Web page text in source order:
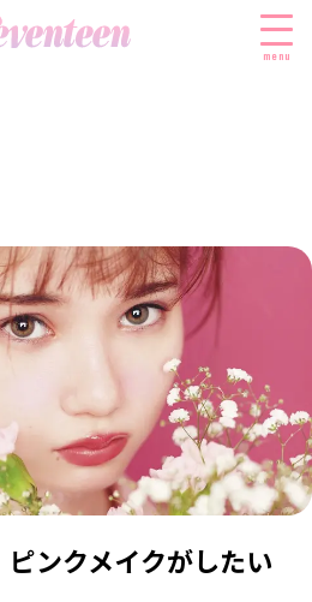
menu
ケア
ス
ード
ンクメイクがしたい